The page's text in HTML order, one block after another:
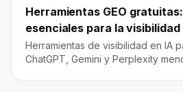
Herramientas GEO
esenciales para la visibilidad
Herramientas de visibilidad en IA
ChatGPT, Gemini y Perplexity